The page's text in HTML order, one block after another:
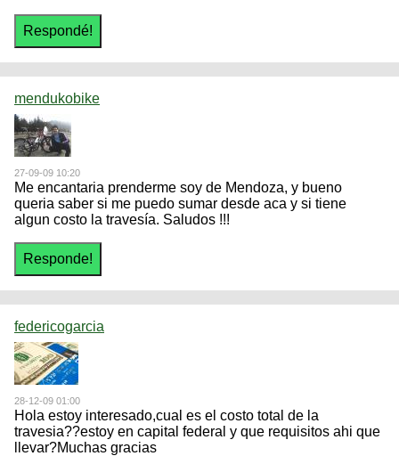
mendukobike
27-09-09 10:20
Me encantaria prenderme soy de Mendoza, y bueno
queria saber si me puedo sumar desde aca y si tiene
algun costo la travesía. Saludos !!!
federicogarcia
28-12-09 01:00
Hola estoy interesado,cual es el costo total de la
travesia??estoy en capital federal y que requisitos ahi que
llevar?Muchas gracias